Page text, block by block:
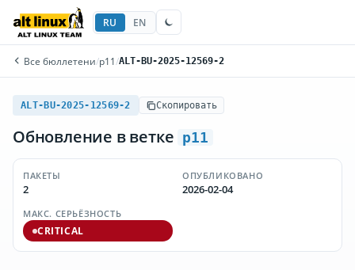
RU EN
Все бюллетени/p11 /ALT-BU-2025-12569-2
ALT-BU-2025-12569-2 Скопировать
Обновление в ветке p11
ПАКЕТЫ
2
ОПУБЛИКОВАНО
2026-02-04
МАКС. СЕРЬЁЗНОСТЬ
CRITICAL